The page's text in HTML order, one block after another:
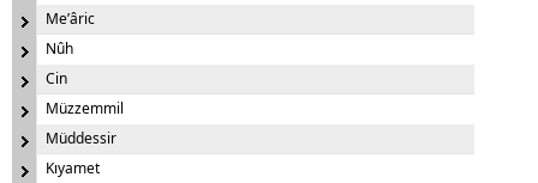
Me’âric
Nûh
Cin
Müzzemmil
Müddessir
Kıyamet